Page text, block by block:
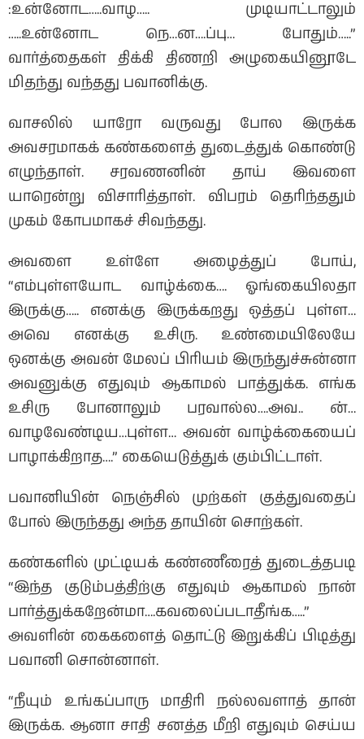
:உன்னோட…..வாழ….. முடியாட்டாலும்
…..உன்னோட நெ…ன….ப்பு… போதும்…..”
வார்த்தைகள் திக்கி திணறி அழுகையினூடே
மிதந்து வந்தது பவானிக்கு.
வாசலில் யாரோ வருவது போல இருக்க
அவசரமாகக் கண்களைத் துடைத்துக் கொண்டு
எழுந்தாள். சரவணனின் தாய் இவளை
யாரென்று விசாரித்தாள். விபரம் தெரிந்ததும்
முகம் கோபமாகச் சிவந்தது.
அவளை உள்ளே அழைத்துப் போய்,
“எம்புள்ளயோட வாழ்க்கை…. ஓங்கையிலதா
இருக்கு….. எனக்கு இருக்கறது ஒத்தப் புள்ள…
அவெ எனக்கு உசிரு. உண்மையிலேயே
ஒனக்கு அவன் மேலப் பிரியம் இருந்துச்சுன்னா
அவனுக்கு எதுவும் ஆகாமல் பாத்துக்க. எங்க
உசிரு போனாலும் பரவால்ல….அவ.. ன்…
வாழவேண்டிய…புள்ள… அவன் வாழ்க்கையைப்
பாழாக்கிறாத….” கையெடுத்துக் கும்பிட்டாள்.
பவானியின் நெஞ்சில் முற்கள் குத்துவதைப்
போல் இருந்தது அந்த தாயின் சொற்கள்.
கண்களில் முட்டியக் கண்ணீரைத் துடைத்தபடி
“இந்த குடும்பத்திற்கு எதுவும் ஆகாமல் நான்
பார்த்துக்கறேன்மா….கவலைப்படாதீங்க…..”
அவளின் கைகளைத் தொட்டு இறுக்கிப் பிடித்து
பவானி சொன்னாள்.
“நீயும் உங்கப்பாரு மாதிரி நல்லவளாத் தான்
இருக்க. ஆனா சாதி சனத்த மீறி எதுவும் செய்ய